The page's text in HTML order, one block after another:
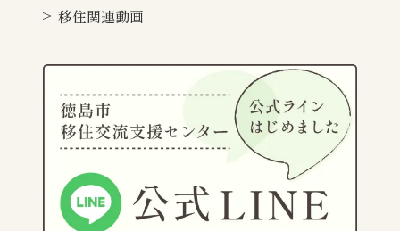
移住関連動画